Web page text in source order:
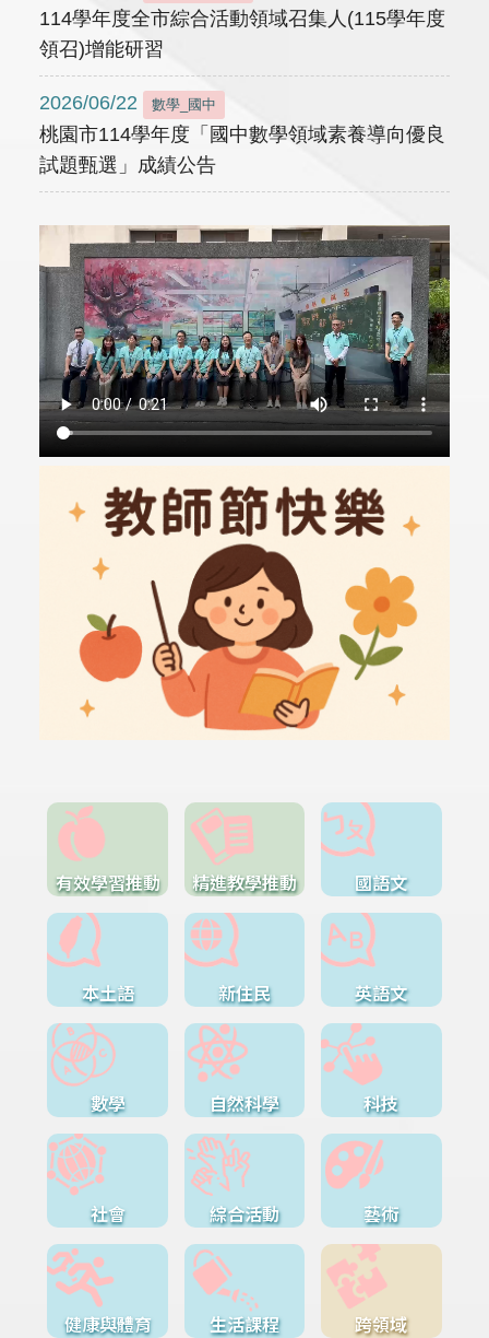
114學年度全市綜合活動領域召集人(115學年度
領召)增能研習
2026/06/22 數學_國中
桃園市114學年度「國中數學領域素養導向優良
試題甄選」成績公告
有效學習推動 精進教學推動 國語文
本土語 新住民 英語文
數學 自然科學 科技
社會 綜合活動 藝術
健康與體育 生活課程 跨領域